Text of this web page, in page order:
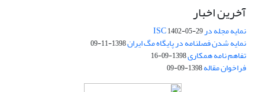
آخرین اخبار
نمایه مجله در ISC1402-05-29
نمایه شدن فصلنامه در پایگاه مگ ایران1398-11-09
تفاهم نامه همکاری1398-09-16
فراخوان مقاله1398-09-09